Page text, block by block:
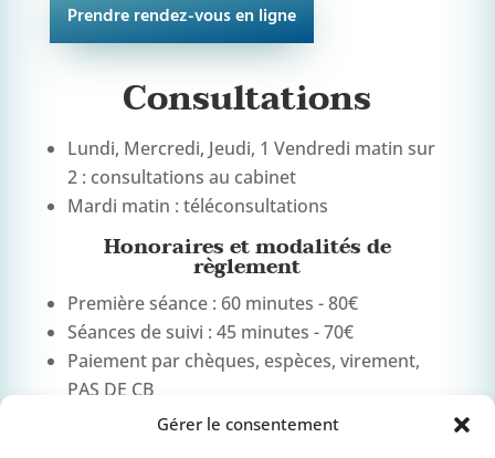
Gérer le consentement
Prendre rendez-vous en ligne
Consultations
Lundi, Mercredi, Jeudi, 1 Vendredi matin sur
2 : consultations au cabinet
Mardi matin : téléconsultations
Honoraires et modalités de
règlement
Première séance : 60 minutes - 80€
Séances de suivi : 45 minutes - 70€
Paiement par chèques, espèces, virement,
PAS DE CB